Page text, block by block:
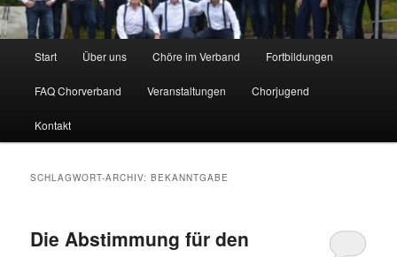
Start Über uns Chöre im Verband Fortbildungen
FAQ Chorverband Veranstaltungen Chorjugend
Kontakt
SCHLAGWORT-ARCHIV:BEKANNTGABE
Die Abstimmung für den